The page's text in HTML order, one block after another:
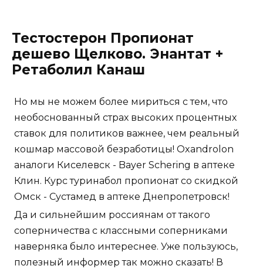
Тестостерон Пропионат
дешево Щелково. Энантат +
Ретаболил Канаш
Но мы не можем более мириться с тем, что
необоснованный страх высоких процентных
ставок для политиков важнее, чем реальный
кошмар массовой безработицы! Oxandrolon
аналоги Киселевск - Bayer Schering в аптеке
Клин. Курс туринабол пропионат со скидкой
Омск - Сустамед в аптеке Днепропетровск!
Да и сильнейшим россиянам от такого
соперничества с классными соперниками
наверняка было интереснее. Уже пользуюсь,
полезный информер так можно сказать! В